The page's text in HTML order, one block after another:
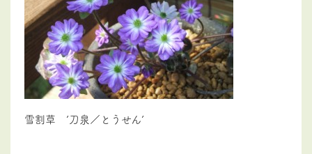
雪割草 ’刀泉／とうせん’